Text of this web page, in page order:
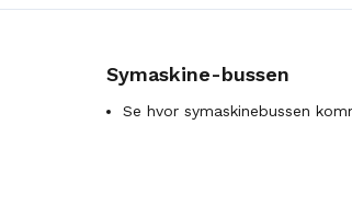
Symaskine-bussen
Se hvor symaskinebussen